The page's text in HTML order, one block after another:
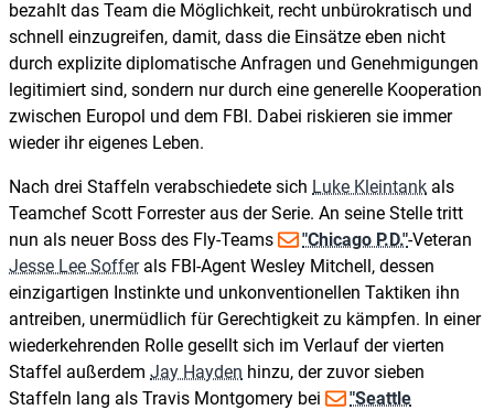
bezahlt das Team die Möglichkeit, recht unbürokratisch und
schnell einzugreifen, damit, dass die Einsätze eben nicht
durch explizite diplomatische Anfragen und Genehmigungen
legitimiert sind, sondern nur durch eine generelle Kooperation
zwischen Europol und dem FBI. Dabei riskieren sie immer
wieder ihr eigenes Leben.
Nach drei Staffeln verabschiedete sich Luke Kleintank als
Teamchef Scott Forrester aus der Serie. An seine Stelle tritt
nun als neuer Boss des Fly-Teams
"Chicago P.D."-Veteran
Jesse Lee Sofferals FBI-Agent Wesley Mitchell, dessen
einzigartigen Instinkte und unkonventionellen Taktiken ihn
antreiben, unermüdlich für Gerechtigkeit zu kämpfen. In einer
wiederkehrenden Rolle gesellt sich im Verlauf der vierten
Staffel außerdem Jay Hayden hinzu, der zuvor sieben
Staffeln lang als Travis Montgomery bei
"Seattle